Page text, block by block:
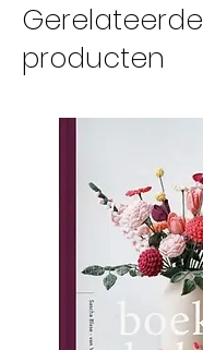
Gerelateerde
producten